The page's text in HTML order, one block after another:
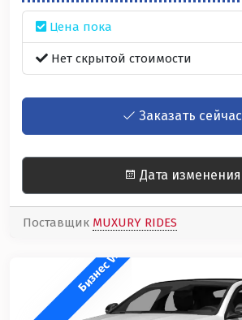
Цена пока
Нет скрытой стоимости
Заказать сейчас
Дата изменения
Поставщик MUXURY RIDES
Бизнес VIP